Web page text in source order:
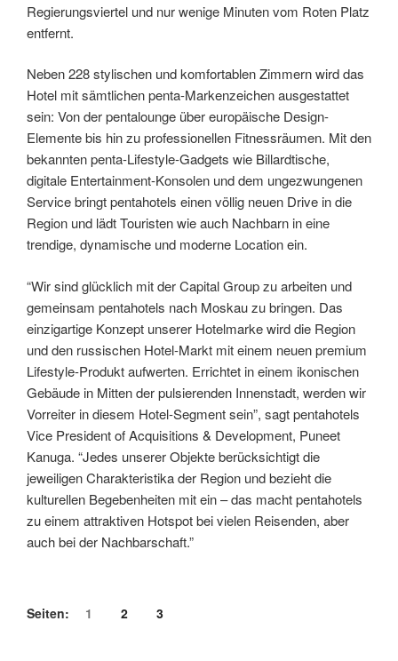
Regierungsviertel und nur wenige Minuten vom Roten Platz
entfernt.
Neben 228 stylischen und komfortablen Zimmern wird das
Hotel mit sämtlichen penta-Markenzeichen ausgestattet
sein: Von der pentalounge über europäische Design-
Elemente bis hin zu professionellen Fitnessräumen. Mit den
bekannten penta-Lifestyle-Gadgets wie Billardtische,
digitale Entertainment-Konsolen und dem ungezwungenen
Service bringt pentahotels einen völlig neuen Drive in die
Region und lädt Touristen wie auch Nachbarn in eine
trendige, dynamische und moderne Location ein.
“Wir sind glücklich mit der Capital Group zu arbeiten und
gemeinsam pentahotels nach Moskau zu bringen. Das
einzigartige Konzept unserer Hotelmarke wird die Region
und den russischen Hotel-Markt mit einem neuen premium
Lifestyle-Produkt aufwerten. Errichtet in einem ikonischen
Gebäude in Mitten der pulsierenden Innenstadt, werden wir
Vorreiter in diesem Hotel-Segment sein”, sagt pentahotels
Vice President of Acquisitions & Development, Puneet
Kanuga. “Jedes unserer Objekte berücksichtigt die
jeweiligen Charakteristika der Region und bezieht die
kulturellen Begebenheiten mit ein – das macht pentahotels
zu einem attraktiven Hotspot bei vielen Reisenden, aber
auch bei der Nachbarschaft.”
Seiten: 1 2 3